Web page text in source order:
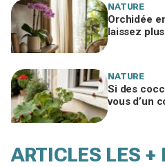
NATURE
Orchidée
laissez
NATURE
Si des
vous d’un
ARTICLES LES +